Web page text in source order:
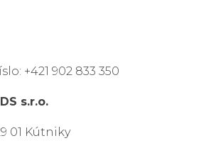
+421 902 833 350
s.r.o.
01 Kútniky